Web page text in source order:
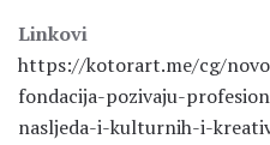
Linkovi
https://kotorart.me/cg/
fondacija-pozivaju-
nasljeda-i-kulturnih-i-